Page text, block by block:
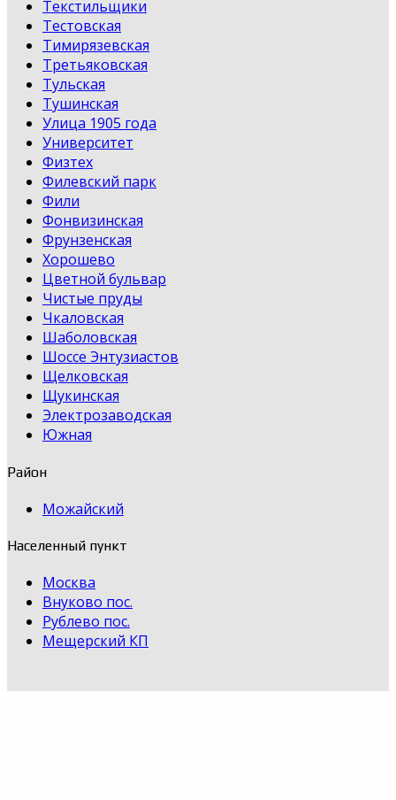
Текстильщики
Тестовская
Тимирязевская
Третьяковская
Тульская
Тушинская
Улица 1905 года
Университет
Физтех
Филевский парк
Фили
Фонвизинская
Фрунзенская
Хорошево
Цветной бульвар
Чистые пруды
Чкаловская
Шаболовская
Шоссе Энтузиастов
Щелковская
Щукинская
Электрозаводская
Южная
Район
Можайский
Населенный пункт
Москва
Внуково пос.
Рублево пос.
Мещерский КП